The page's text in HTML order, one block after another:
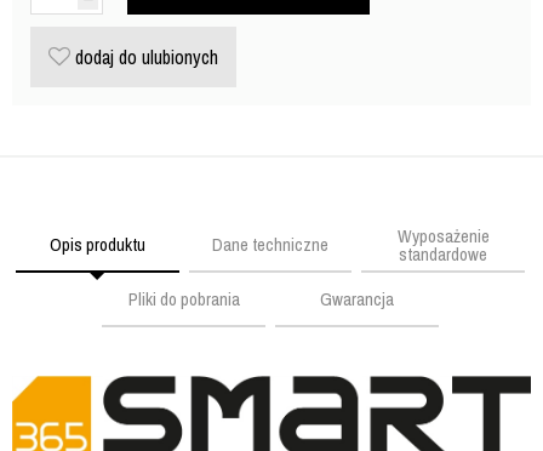
dodaj do ulubionych
Opis produktu Dane techniczne Wyposażenie
standardowe
Pliki do pobrania
Gwarancja